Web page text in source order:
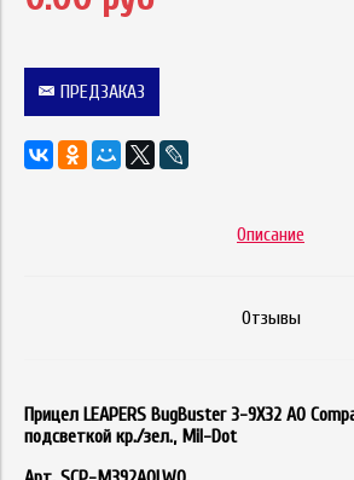
ПРЕДЗАКАЗ
Описание
Отзывы
Прицел LEAPERS BugBuster 3-9X32 AO
подсветкой кр./зел., Mil-Dot